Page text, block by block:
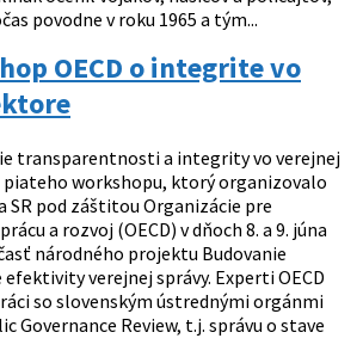
povodne v roku 1965 a tým...
OECD o integrite vo
transparentnosti a integrity vo verejnej
workshopu, ktorý organizovalo
pod záštitou Organizácie pre
a rozvoj (OECD) v dňoch 8. a 9. júna
národného projektu Budovanie
verejnej správy. Experti OECD
so slovenským ústrednými orgánmi
Governance Review, t.j. správu o stave